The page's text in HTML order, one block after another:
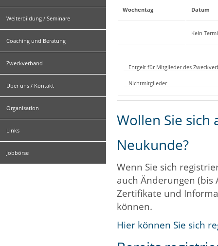
Weiterbildung / Seminare
Coaching und Beratung
Zweckverband
Über uns / Kontakt
Organisation
Links
Jobbörse
Wochentag Datum
Kein
Entgelt für Mitglieder des
Nichtmitglieder
Wollen Sie sich
Neukunde?
Wenn Sie sich
auch Änderungen
Zertifikate und
können.
Hier können Sie sich